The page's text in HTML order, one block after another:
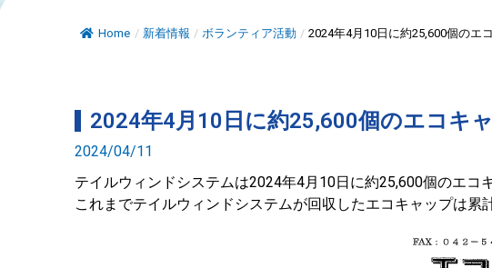
Home / 新着情報 / ボランティア活動 / 2024年4月10日に約25,600個のエ
2024年4月10日に約25,600個のエコキ
2024/04/11
テイルウィンドシステムは2024年4月10日に約25,600個のエコ
これまでテイルウィンドシステムが回収したエコキャップは累